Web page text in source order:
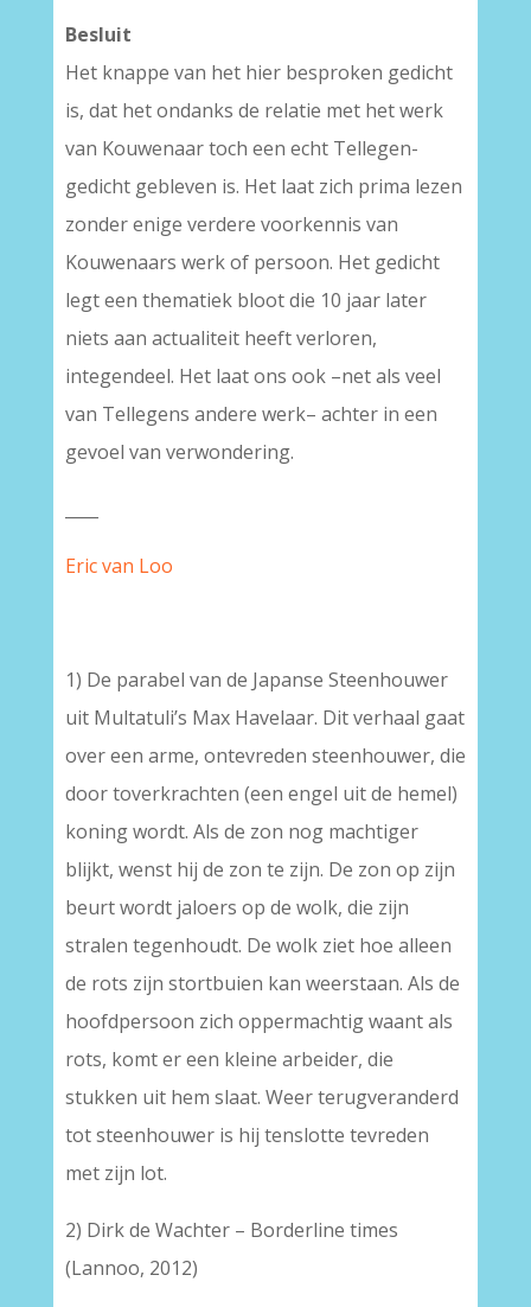
Besluit
Het knappe van het hier besproken gedicht
is, dat het ondanks de relatie met het werk
van Kouwenaar toch een echt Tellegen-
gedicht gebleven is. Het laat zich prima lezen
zonder enige verdere voorkennis van
Kouwenaars werk of persoon. Het gedicht
legt een thematiek bloot die 10 jaar later
niets aan actualiteit heeft verloren,
integendeel. Het laat ons ook –net als veel
van Tellegens andere werk– achter in een
gevoel van verwondering.
Eric van Loo
1) De parabel van de Japanse Steenhouwer
uit Multatuli’s Max Havelaar. Dit verhaal gaat
over een arme, ontevreden steenhouwer, die
door toverkrachten (een engel uit de hemel)
koning wordt. Als de zon nog machtiger
blijkt, wenst hij de zon te zijn. De zon op zijn
beurt wordt jaloers op de wolk, die zijn
stralen tegenhoudt. De wolk ziet hoe alleen
de rots zijn stortbuien kan weerstaan. Als de
hoofdpersoon zich oppermachtig waant als
rots, komt er een kleine arbeider, die
stukken uit hem slaat. Weer terugveranderd
tot steenhouwer is hij tenslotte tevreden
met zijn lot.
2) Dirk de Wachter – Borderline times
(Lannoo, 2012)